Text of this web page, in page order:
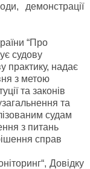
демонстрації
“Про
судову
практику, надає
з метою
та законів
та
судам
з питань
справ
Довідку